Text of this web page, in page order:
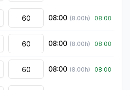
08:00 (8.00h) 08:00
08:00 (8.00h) 08:00
08:00 (8.00h) 08:00